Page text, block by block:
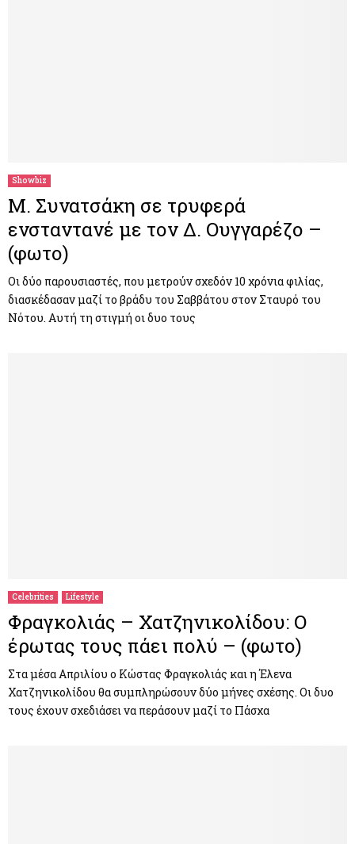
Showbiz
Μ. Συνατσάκη σε τρυφερά
ενσταντανέ με τον Δ. Ουγγαρέζο –
(φωτο)
Οι δύο παρουσιαστές, που μετρούν σχεδόν 10 χρόνια φιλίας,
διασκέδασαν μαζί το βράδυ του Σαββάτου στον Σταυρό του
Νότου. Αυτή τη στιγμή οι δυο τους
Celebrities Lifestyle
Φραγκολιάς – Χατζηνικολίδου: Ο
έρωτας τους πάει πολύ – (φωτο)
Στα μέσα Απριλίου ο Κώστας Φραγκολιάς και η Έλενα
Χατζηνικολίδου θα συμπληρώσουν δύο μήνες σχέσης. Οι δυο
τους έχουν σχεδιάσει να περάσουν μαζί το Πάσχα